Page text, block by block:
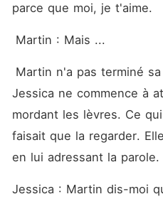
parce que moi, je t'aime.
Martin : Mais ...
Jessica ne commence à
mordant les lèvres. Ce
faisait que la regarder.
en lui adressant la parole.
Jessica : Martin dis-moi